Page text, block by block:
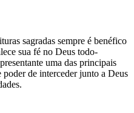
sagradas sempre é benéfico
sua fé no Deus todo-
uma das principais
de interceder junto a Deus